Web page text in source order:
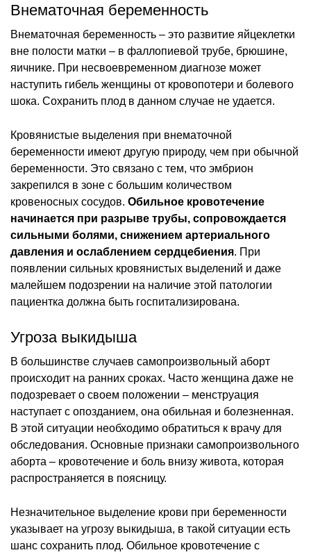
Внематочная беременность
Внематочная беременность – это развитие яйцеклетки
вне полости матки – в фаллопиевой трубе, брюшине,
яичнике. При несвоевременном диагнозе может
наступить гибель женщины от кровопотери и болевого
шока. Сохранить плод в данном случае не удается.
Кровянистые выделения при внематочной
беременности имеют другую природу, чем при обычной
беременности. Это связано с тем, что эмбрион
закрепился в зоне с большим количеством
кровеносных сосудов. Обильное кровотечение
начинается при разрыве трубы, сопровождается
сильными болями, снижением артериального
давления и ослаблением сердцебиения. При
появлении сильных кровянистых выделений и даже
малейшем подозрении на наличие этой патологии
пациентка должна быть госпитализирована.
Угроза выкидыша
В большинстве случаев самопроизвольный аборт
происходит на ранних сроках. Часто женщина даже не
подозревает о своем положении – менструация
наступает с опозданием, она обильная и болезненная.
В этой ситуации необходимо обратиться к врачу для
обследования. Основные признаки самопроизвольного
аборта – кровотечение и боль внизу живота, которая
распространяется в поясницу.
Незначительное выделение крови при беременности
указывает на угрозу выкидыша, в такой ситуации есть
шанс сохранить плод. Обильное кровотечение с